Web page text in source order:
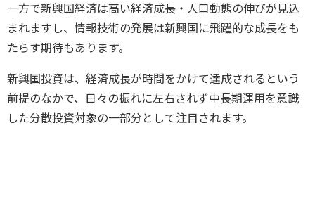
一方で新興国経済は高い経済成長・人口動態の伸びが見込
まれますし、情報技術の発展は新興国に飛躍的な成長をも
たらす期待もあります。
新興国投資は、経済成長が時間をかけて達成されるという
前提のなかで、日々の振れに左右されず中長期運用を意識
した分散投資対象の一部分として注目されます。